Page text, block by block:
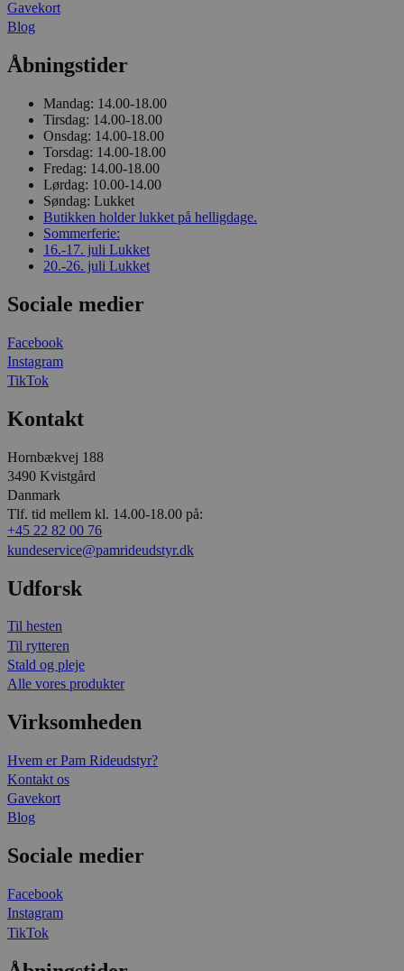
Gavekort
Blog
Åbningstider
Mandag: 14.00-18.00
Tirsdag: 14.00-18.00
Onsdag: 14.00-18.00
Torsdag: 14.00-18.00
Fredag: 14.00-18.00
Lørdag: 10.00-14.00
Søndag: Lukket
Butikken holder lukket på helligdage.
Sommerferie:
16.-17. juli Lukket
20.-26. juli Lukket
Sociale medier
Facebook
Instagram
TikTok
Kontakt
Hornbækvej 188
3490 Kvistgård
Danmark
Tlf. tid mellem kl. 14.00-18.00 på:
+45 22 82 00 76
kundeservice@pamrideudstyr.dk
Udforsk
Til hesten
Til rytteren
Stald og pleje
Alle vores produkter
Virksomheden
Hvem er Pam Rideudstyr?
Kontakt os
Gavekort
Blog
Sociale medier
Facebook
Instagram
TikTok